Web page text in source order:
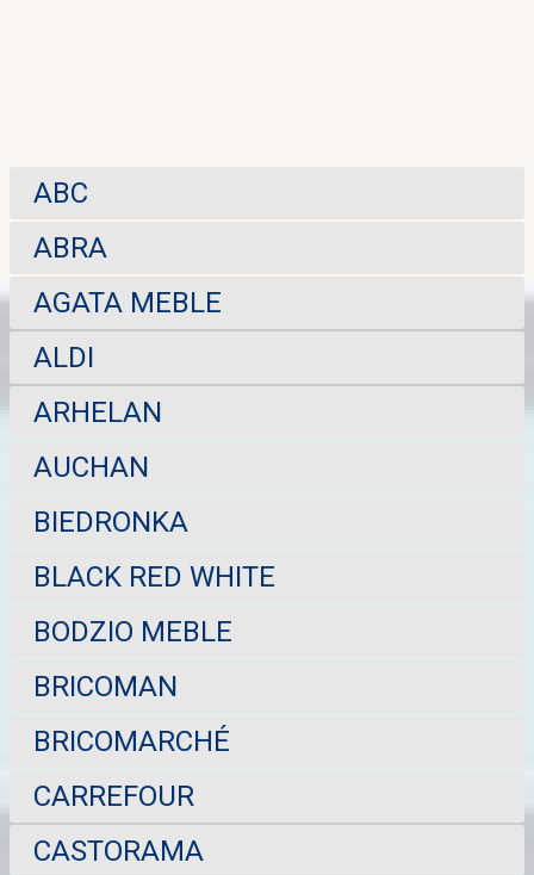
ABC
ABRA
AGATA MEBLE
ALDI
ARHELAN
AUCHAN
BIEDRONKA
BLACK RED WHITE
BODZIO MEBLE
BRICOMAN
BRICOMARCHÉ
CARREFOUR
CASTORAMA